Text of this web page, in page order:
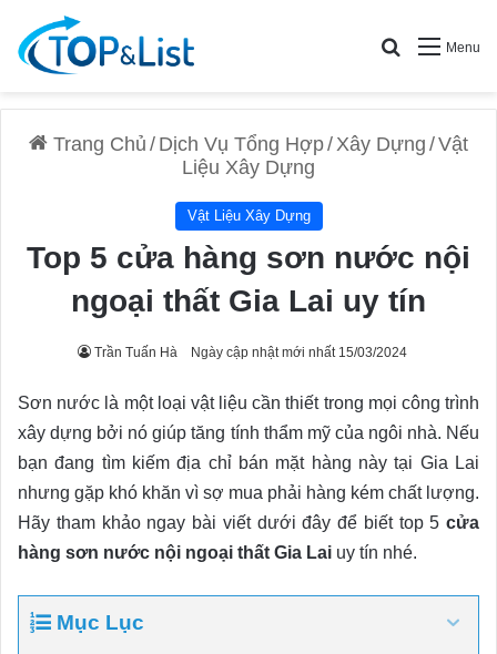
Menu
Search for
Trang Chủ / Dịch Vụ Tổng Hợp/Xây Dựng /Vật
Liệu Xây Dựng
Vật Liệu Xây Dựng
Top 5 cửa hàng sơn nước nội
ngoại thất Gia Lai uy tín
Trần Tuấn Hà Ngày cập nhật mới nhất 15/03/2024
Sơn nước là một loại vật liệu cần thiết trong mọi công trình
xây dựng bởi nó giúp tăng tính thẩm mỹ của ngôi nhà. Nếu
bạn đang tìm kiếm địa chỉ bán mặt hàng này tại Gia Lai
nhưng gặp khó khăn vì sợ mua phải hàng kém chất lượng.
Hãy tham khảo ngay bài viết dưới đây để biết top 5 cửa
hàng sơn nước nội ngoại thất Gia Lai uy tín nhé.
Mục Lục